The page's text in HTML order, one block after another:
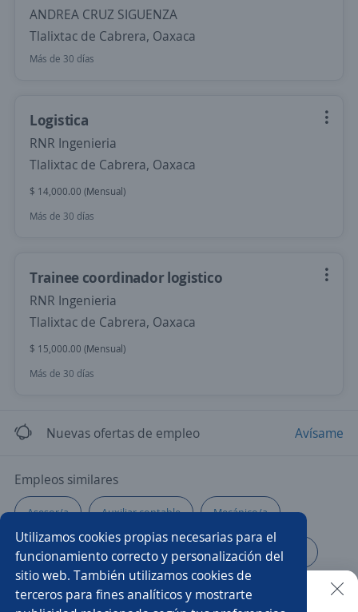
Utilizamos cookies propias necesarias para el
funcionamiento correcto y personalización del
sitio web. También utilizamos cookies de
terceros para fines analíticos y mostrarte
ANDREA CRUZ SIGUENZA
Tlalixtac de Cabrera, Oaxaca
Más de 30 días
Logistica
RNR Ingenieria
Tlalixtac de Cabrera, Oaxaca
$ 14,000.00 (Mensual)
Más de 30 días
Trainee coordinador logistico
RNR Ingenieria
Tlalixtac de Cabrera, Oaxaca
$ 15,000.00 (Mensual)
Más de 30 días
Nuevas ofertas de empleo Avísame
Empleos similares
Asesor/a Auxiliar contable Mecánico/a
Ejecutivo/a comercial Promotor/a asesor de créditos
Promotor/a anaquelero Chófer repartidor